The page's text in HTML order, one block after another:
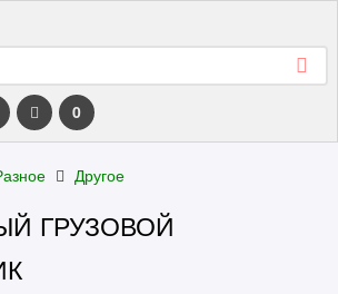
0
Другое
ГРУЗОВОЙ